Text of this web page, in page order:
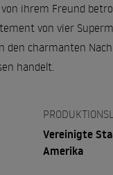
ihrem Freund
von vier
den charmanten
handelt.
Vereinigte
Amerika